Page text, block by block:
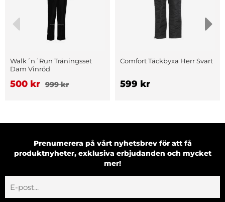
Walk´n´Run Träningsset
Dam Vinröd
500 kr 999 kr
Comfort Täckbyxa Herr Svart
599 kr
Prenumerera på vårt nyhetsbrev för att få
produktnyheter, exklusiva erbjudanden och mycket
mer!